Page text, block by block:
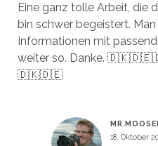
Eine ganz tolle Arbeit, die
bin schwer begeistert.
Informationen mit
weiter so. Danke.
🇩🇰🇩🇪
18. Oktober